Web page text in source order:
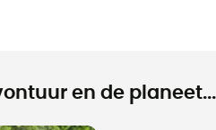
en de planeet...